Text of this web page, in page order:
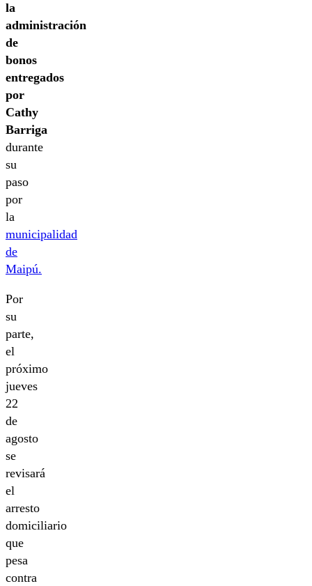
la
administración
de
bonos
entregados
por
Cathy
Barriga
durante
su
paso
por
la
municipalidad
de
Maipú.
Por
su
parte,
el
próximo
jueves
22
de
agosto
se
revisará
el
arresto
domiciliario
que
pesa
contra